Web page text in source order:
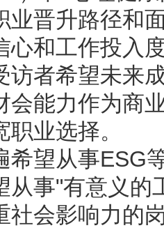
业晋升路径和
心和工作投入
访者希望未来
会能力作为商
业选择。
希望从事ESG
从事"有意义的
社会影响力的